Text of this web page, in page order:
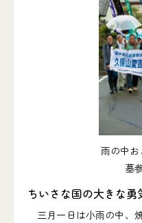
雨の中
墓
ちいさな国の大きな勇
三月一日は小雨の中、